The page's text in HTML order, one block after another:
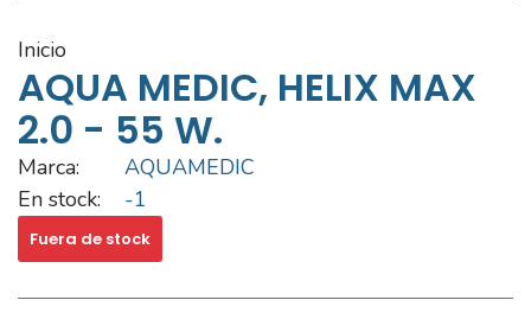
inicio
AQUA MEDIC, HELIX MAX
2.0 - 55 W.
Marca:
AQUAMEDIC
En stock:
-1
Fuera de stock